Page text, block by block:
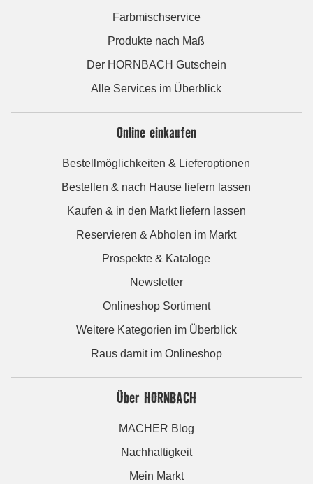
Farbmischservice
Produkte nach Maß
Der HORNBACH Gutschein
Alle Services im Überblick
Online einkaufen
Bestellmöglichkeiten & Lieferoptionen
Bestellen & nach Hause liefern lassen
Kaufen & in den Markt liefern lassen
Reservieren & Abholen im Markt
Prospekte & Kataloge
Newsletter
Onlineshop Sortiment
Weitere Kategorien im Überblick
Raus damit im Onlineshop
Über HORNBACH
MACHER Blog
Nachhaltigkeit
Mein Markt